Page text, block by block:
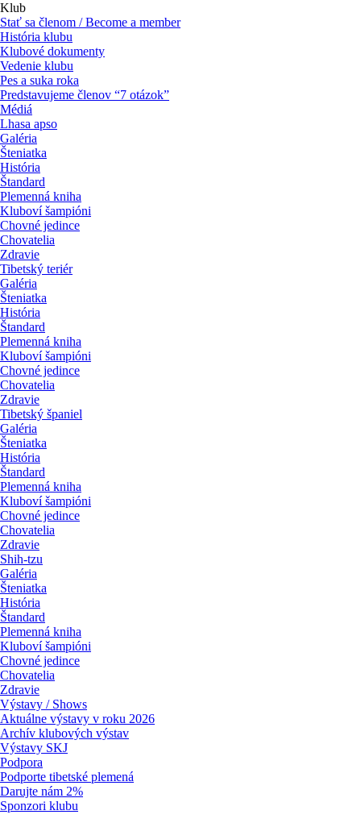
Klub
Stať sa členom / Become a member
História klubu
Klubové dokumenty
Vedenie klubu
Pes a suka roka
Predstavujeme členov “7 otázok”
Médiá
Lhasa apso
Galéria
Šteniatka
História
Štandard
Plemenná kniha
Kluboví šampióni
Chovné jedince
Chovatelia
Zdravie
Tibetský teriér
Galéria
Šteniatka
História
Štandard
Plemenná kniha
Kluboví šampióni
Chovné jedince
Chovatelia
Zdravie
Tibetský španiel
Galéria
Šteniatka
História
Štandard
Plemenná kniha
Kluboví šampióni
Chovné jedince
Chovatelia
Zdravie
Shih-tzu
Galéria
Šteniatka
História
Štandard
Plemenná kniha
Kluboví šampióni
Chovné jedince
Chovatelia
Zdravie
Výstavy / Shows
Aktuálne výstavy v roku 2026
Archív klubových výstav
Výstavy SKJ
Podpora
Podporte tibetské plemená
Darujte nám 2%
Sponzori klubu